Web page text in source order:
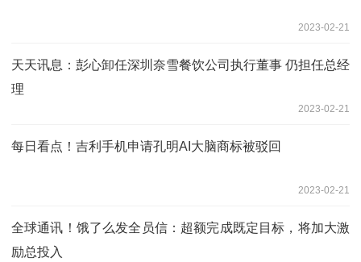
2023-02-21
天天讯息：彭心卸任深圳奈雪餐饮公司执行董事 仍担任总经
理
2023-02-21
每日看点！吉利手机申请孔明AI大脑商标被驳回
2023-02-21
全球通讯！饿了么发全员信：超额完成既定目标，将加大激
励总投入